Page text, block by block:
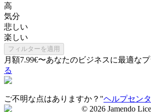
高
気分
悲しい
楽しい
フィルターを適用
月額7.99€〜あなたのビジネスに最適な
る
ご不明な点はありますか？"ヘルプセン
© 2026 Jamendo